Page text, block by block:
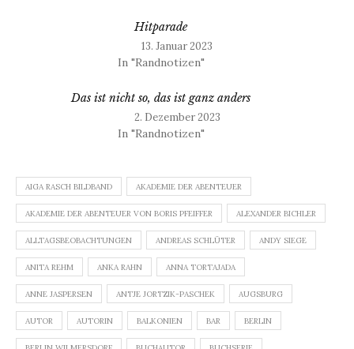
Hitparade
13. Januar 2023
In "Randnotizen"
Das ist nicht so, das ist ganz anders
2. Dezember 2023
In "Randnotizen"
AIGA RASCH BILDBAND AKADEMIE DER ABENTEUER
AKADEMIE DER ABENTEUER VON BORIS PFEIFFER ALEXANDER BICHLER
ALLTAGSBEOBACHTUNGEN ANDREAS SCHLÜTER ANDY SIEGE
ANITA REHM ANKA RAHN ANNA TORTAJADA
ANNE JASPERSEN ANTJE JORTZIK-PASCHEK AUGSBURG
AUTOR AUTORIN BALKONIEN BAR BERLIN